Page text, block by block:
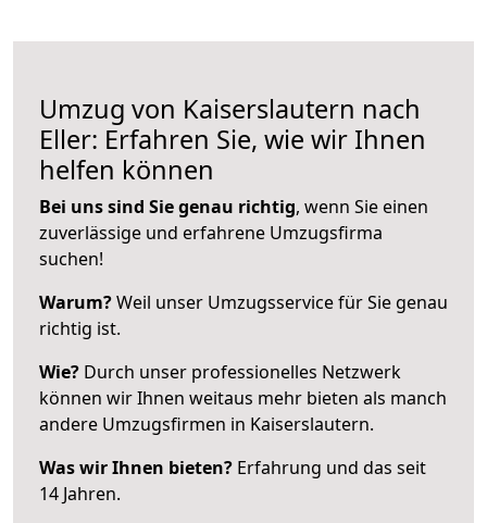
Umzug von Kaiserslautern nach
Eller: Erfahren Sie, wie wir Ihnen
helfen können
Bei uns sind Sie genau richtig, wenn Sie einen
zuverlässige und erfahrene Umzugsfirma
suchen!
Warum?Weil unser Umzugsservice für Sie genau
richtig ist.
Wie? Durch unser professionelles Netzwerk
können wir Ihnen weitaus mehr bieten als manch
andere Umzugsfirmen in Kaiserslautern.
Was wir Ihnen bieten? Erfahrung und das seit
14 Jahren.